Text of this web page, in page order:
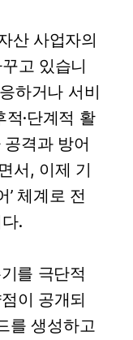
산 사업자의
고 있습니
하거나 서비
·단계적 활
격과 방어
서, 이제 기
’ 체계로 전
.
를 극단적
이 공개되
를 생성하고